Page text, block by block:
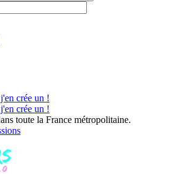
crée un !
crée un !
toute la France métropolitaine.